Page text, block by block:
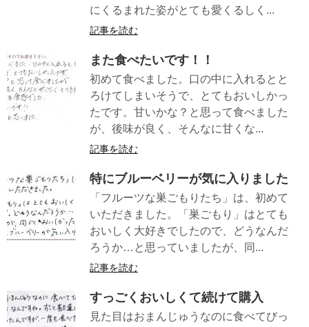
にくるまれた姿がとても愛くるしく...
記事を読む
また食べたいです！！
初めて食べました。口の中に入れるとと
ろけてしまいそうで、とてもおいしかっ
たです。甘いかな？と思って食べました
が、後味が良く、そんなに甘くな...
記事を読む
特にブルーベリーが気に入りました
「フルーツな巣ごもりたち」は、初めて
いただきました。「巣ごもり」はとても
おいしく大好きでしたので、どうなんだ
ろうか…と思っていましたが、同...
記事を読む
すっごくおいしくて続けて購入
見た目はおまんじゅうなのに食べてびっ